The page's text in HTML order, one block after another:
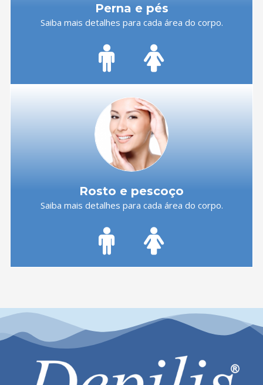
Perna e pés
Saiba mais detalhes para cada área do corpo.
Rosto e pescoço
Saiba mais detalhes para cada área do corpo.